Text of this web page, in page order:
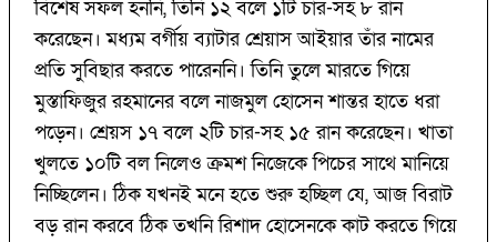
বিশেষ সফল হননি, তিনি ১২ বলে ১টি চার-সহ ৮ রান
করেছেন। মধ্যম বর্গীয় ব্যাটার শ্রেয়াস আইয়ার তাঁর নামের
প্রতি সুবিছার করতে পারেননি। তিনি তুলে মারতে গিয়ে
মুস্তাফিজুর রহমানের বলে নাজমুল হোসেন শান্তর হাতে ধরা
পড়েন। শ্রেয়স ১৭ বলে ২টি চার-সহ ১৫ রান করেছেন। খাতা
খুলতে ১০টি বল নিলেও ক্রমশ নিজেকে পিচের সাথে মানিয়ে
নিচ্ছিলেন। ঠিক যখনই মনে হতে শুরু হচ্ছিল যে, আজ বিরাট
বড় রান করবে ঠিক তখনি রিশাদ হোসেনকে কাট করতে গিয়ে